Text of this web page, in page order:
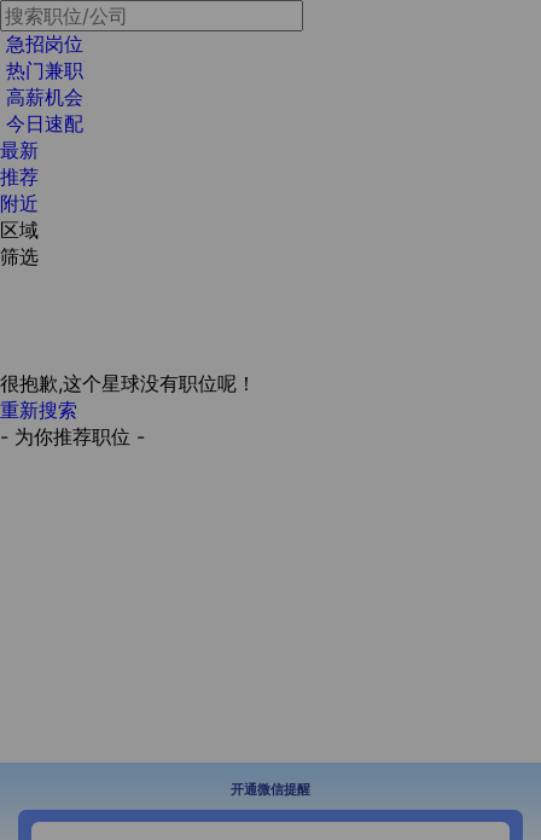
急招岗位
热门兼职
高薪机会
今日速配
最新
推荐
附近
区域
筛选
很抱歉,这个星球没有职位呢！
重新搜索
- 为你推荐职位 -
开通微信提醒